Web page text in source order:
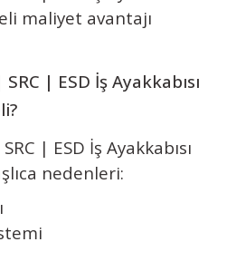
maliyet avantajı
| ESD İş Ayakkabısı
| ESD İş Ayakkabısı
nedenleri: